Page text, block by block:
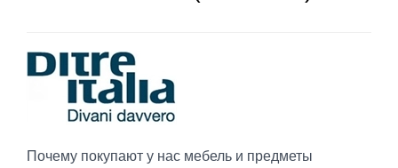
Почему покупают у нас мебель и предметы